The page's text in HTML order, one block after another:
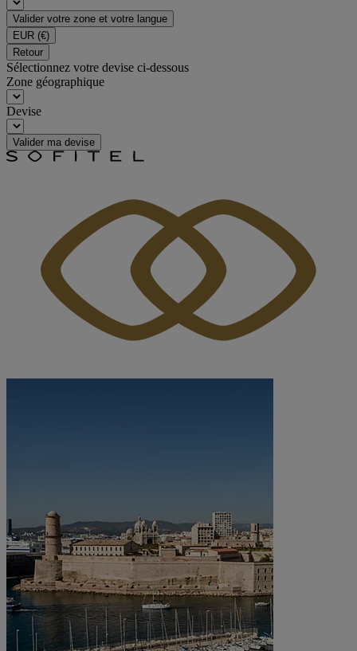
Valider votre zone et votre langue
EUR (€)
Retour
Sélectionnez votre devise ci-dessous
Zone géographique
Devise
Valider ma devise